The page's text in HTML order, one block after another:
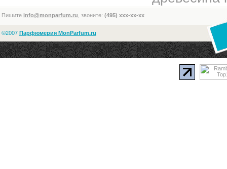
Пишите info@monparfum.ru , звоните: (495) xxx-xx-xx
©2007 Парфюмерия MonParfum.ru